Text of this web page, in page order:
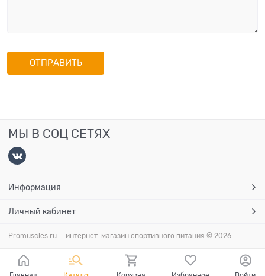
МЫ В СОЦ СЕТЯХ
Информация
Личный кабинет
Promuscles.ru — интернет-магазин спортивного питания © 2026